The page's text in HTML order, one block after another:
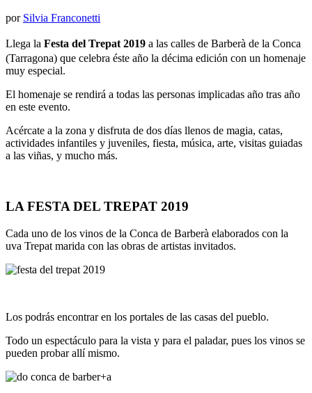
por Silvia Franconetti
Llega la Festa del Trepat 2019 a las calles de Barberà de la Conca
(Tarragona) que celebra éste año la décima edición con un homenaje
muy especial.
El homenaje se rendirá a todas las personas implicadas año tras año
en este evento.
Acércate a la zona y disfruta de dos días llenos de magia, catas,
actividades infantiles y juveniles, fiesta, música, arte, visitas guiadas
a las viñas, y mucho más.
LA FESTA DEL TREPAT 2019
Cada uno de los vinos de la Conca de Barberà elaborados con la
uva Trepat marida con las obras de artistas invitados.
Los podrás encontrar en los portales de las casas del pueblo.
Todo un espectáculo para la vista y para el paladar, pues los vinos se
pueden probar allí mismo.